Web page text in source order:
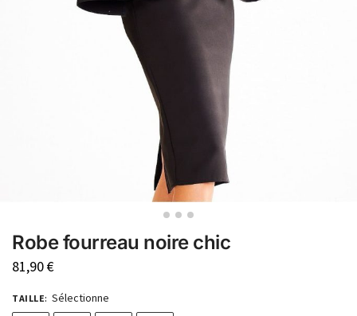
Robe fourreau noire chic
81,90€
TAILLE: Sélectionne